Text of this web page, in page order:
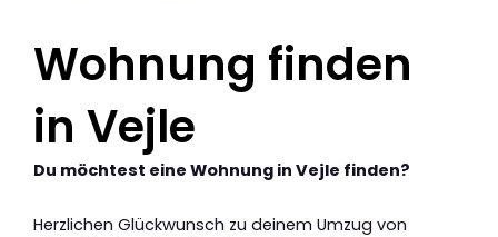
Wohnung finden
in Vejle
Du möchtest eine Wohnung in Vejle finden?
Herzlichen Glückwunsch zu deinem Umzug von